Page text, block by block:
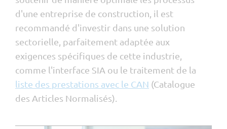
d'une entreprise de construction, il est
recommandé d'investir dans une solution
sectorielle, parfaitement adaptée aux
exigences spécifiques de cette industrie,
comme l'interface SIA ou le traitement de la
liste des prestations avec le CAN (Catalogue
des Articles Normalisés).